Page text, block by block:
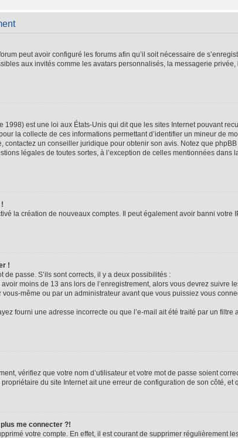
peut avoir configuré les forums afin qu’il soit nécessaire de
aux invités comme les avatars personnalisés, la messagerie
1998) est une loi aux États-Unis qui dit que les sites Internet pouvant
la collecte de ces informations permettant d’identifier un mineur de
contactez un conseiller juridique pour obtenir son avis. Notez que
légales de toutes sortes, à l’exception de celles mentionnées
la création de nouveaux comptes. Il peut également avoir banni
!
de passe. S’ils sont corrects, il y a deux possibilités :
moins de 13 ans lors de l’enregistrement, alors vous devrez
même ou par un administrateur avant que vous puissiez vous
fourni une adresse incorrecte ou que l’e-mail ait été traité par un
vérifiez que votre nom d’utilisateur et votre mot de passe soient
du site Internet ait une erreur de configuration de son côté, et
me connecter ?!
votre compte. En effet, il est courant de supprimer